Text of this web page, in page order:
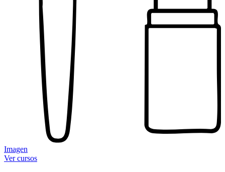
Imagen
Ver cursos